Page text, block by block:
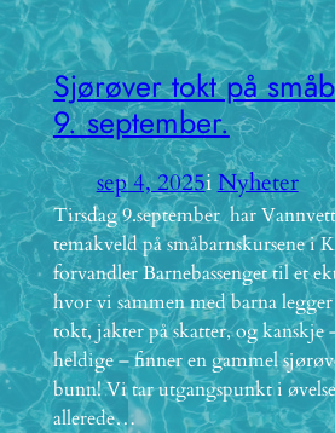
Sjørøver tokt på
9. september.
sep 4, 2025iNyheter
Tirsdag 9.september har
temakveld på småbarnskursene i
forvandler Barnebassenget til et
hvor vi sammen med barna
tokt, jakter på skatter, og
heldige – finner en gammel
bunn! Vi tar utgangspunkt i
allerede…